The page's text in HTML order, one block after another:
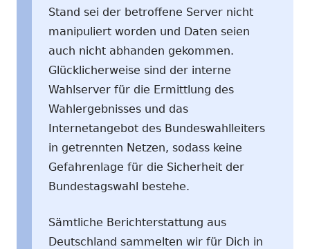
Stand sei der betroffene Server nicht
manipuliert worden und Daten seien
auch nicht abhanden gekommen.
Glücklicherweise sind der interne
Wahlserver für die Ermittlung des
Wahlergebnisses und das
Internetangebot des Bundeswahlleiters
in getrennten Netzen, sodass keine
Gefahrenlage für die Sicherheit der
Bundestagswahl bestehe.
Sämtliche Berichterstattung aus
Deutschland sammelten wir für Dich in